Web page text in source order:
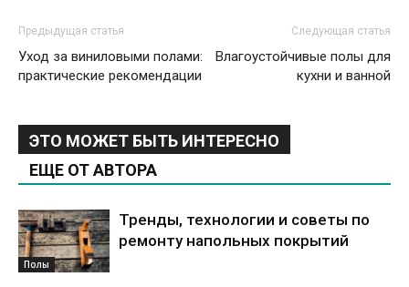
Предыдущая статья
Уход за виниловыми полами:
практические рекомендации
Следующая статья
Влагоустойчивые полы для
кухни и ванной
ЭТО МОЖЕТ БЫТЬ ИНТЕРЕСНО
ЕЩЕ ОТ АВТОРА
Полы
Тренды, технологии и советы по
ремонту напольных покрытий